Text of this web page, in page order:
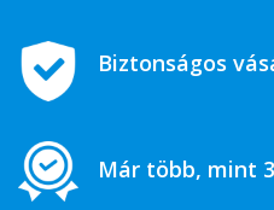
Biztonságos
Már több, mint